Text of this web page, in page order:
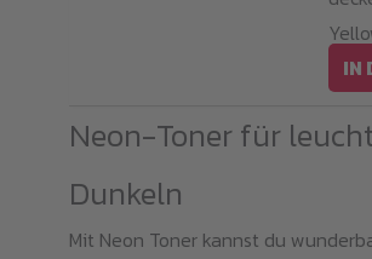
IN
Neon-Toner für
Dunkeln
Mit Neon Toner kannst du